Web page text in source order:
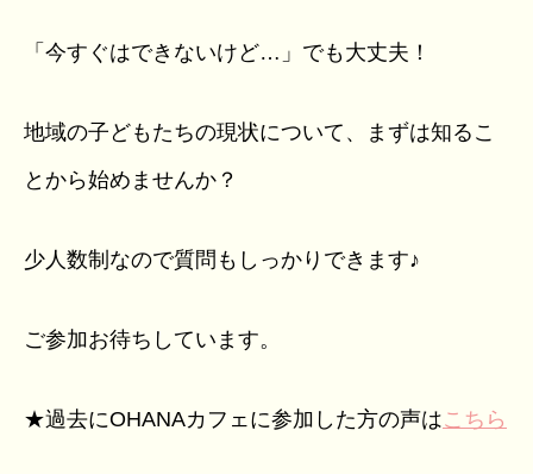
「今すぐはできないけど…」でも大丈夫！
地域の子どもたちの現状について、まずは知るこ
とから始めませんか？
少人数制なので質問もしっかりできます♪
ご参加お待ちしています。
★過去にOHANAカフェに参加した方の声はこちら